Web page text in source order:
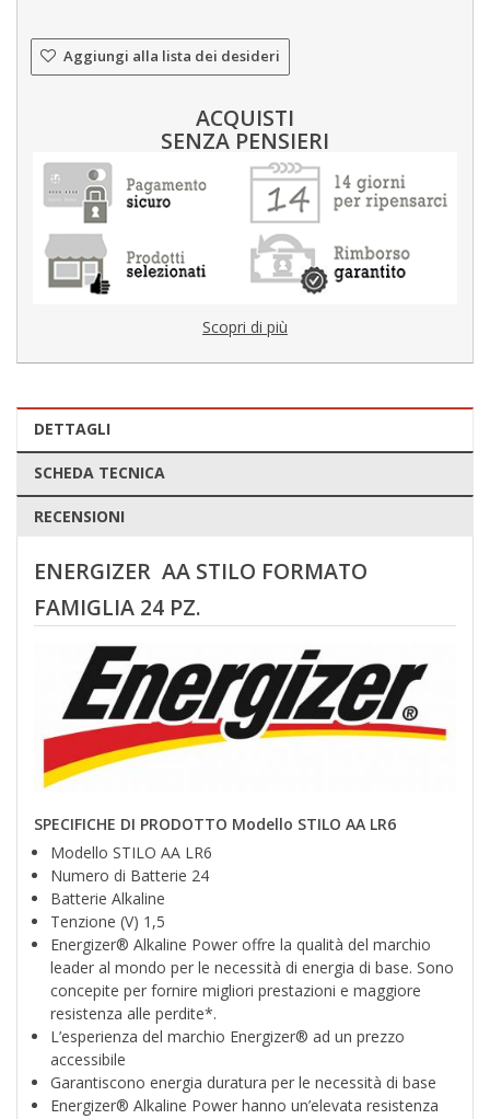
Aggiungi alla lista dei desideri
ACQUISTI
SENZA PENSIERI
Scopri di più
DETTAGLI
SCHEDA TECNICA
RECENSIONI
ENERGIZER AA STILO FORMATO
FAMIGLIA 24 PZ.
SPECIFICHE DI PRODOTTO Modello STILO AA LR6
Modello STILO AA LR6
Numero di Batterie 24
Batterie Alkaline
Tenzione (V) 1,5
Energizer® Alkaline Power offre la qualità del marchio
leader al mondo per le necessità di energia di base. Sono
concepite per fornire migliori prestazioni e maggiore
resistenza alle perdite*.
L’esperienza del marchio Energizer® ad un prezzo
accessibile
Garantiscono energia duratura per le necessità di base
Energizer® Alkaline Power hanno un’elevata resistenza